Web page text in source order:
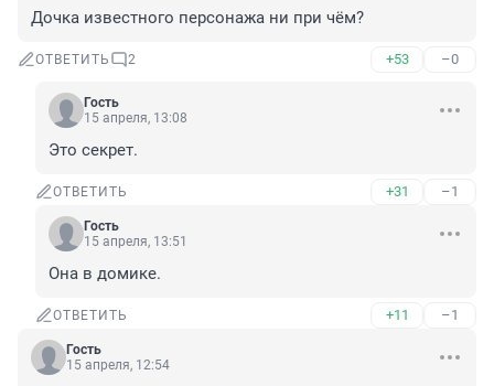
Дочка известного персонажа ни при чём?
ОТВЕТИТЬ 2 +53 –0
Гость
15 апреля, 13:08
Это секрет.
ОТВЕТИТЬ +31 –1
Гость
15 апреля, 13:51
Она в домике.
ОТВЕТИТЬ +11 –1
Гость
15 апреля, 12:54